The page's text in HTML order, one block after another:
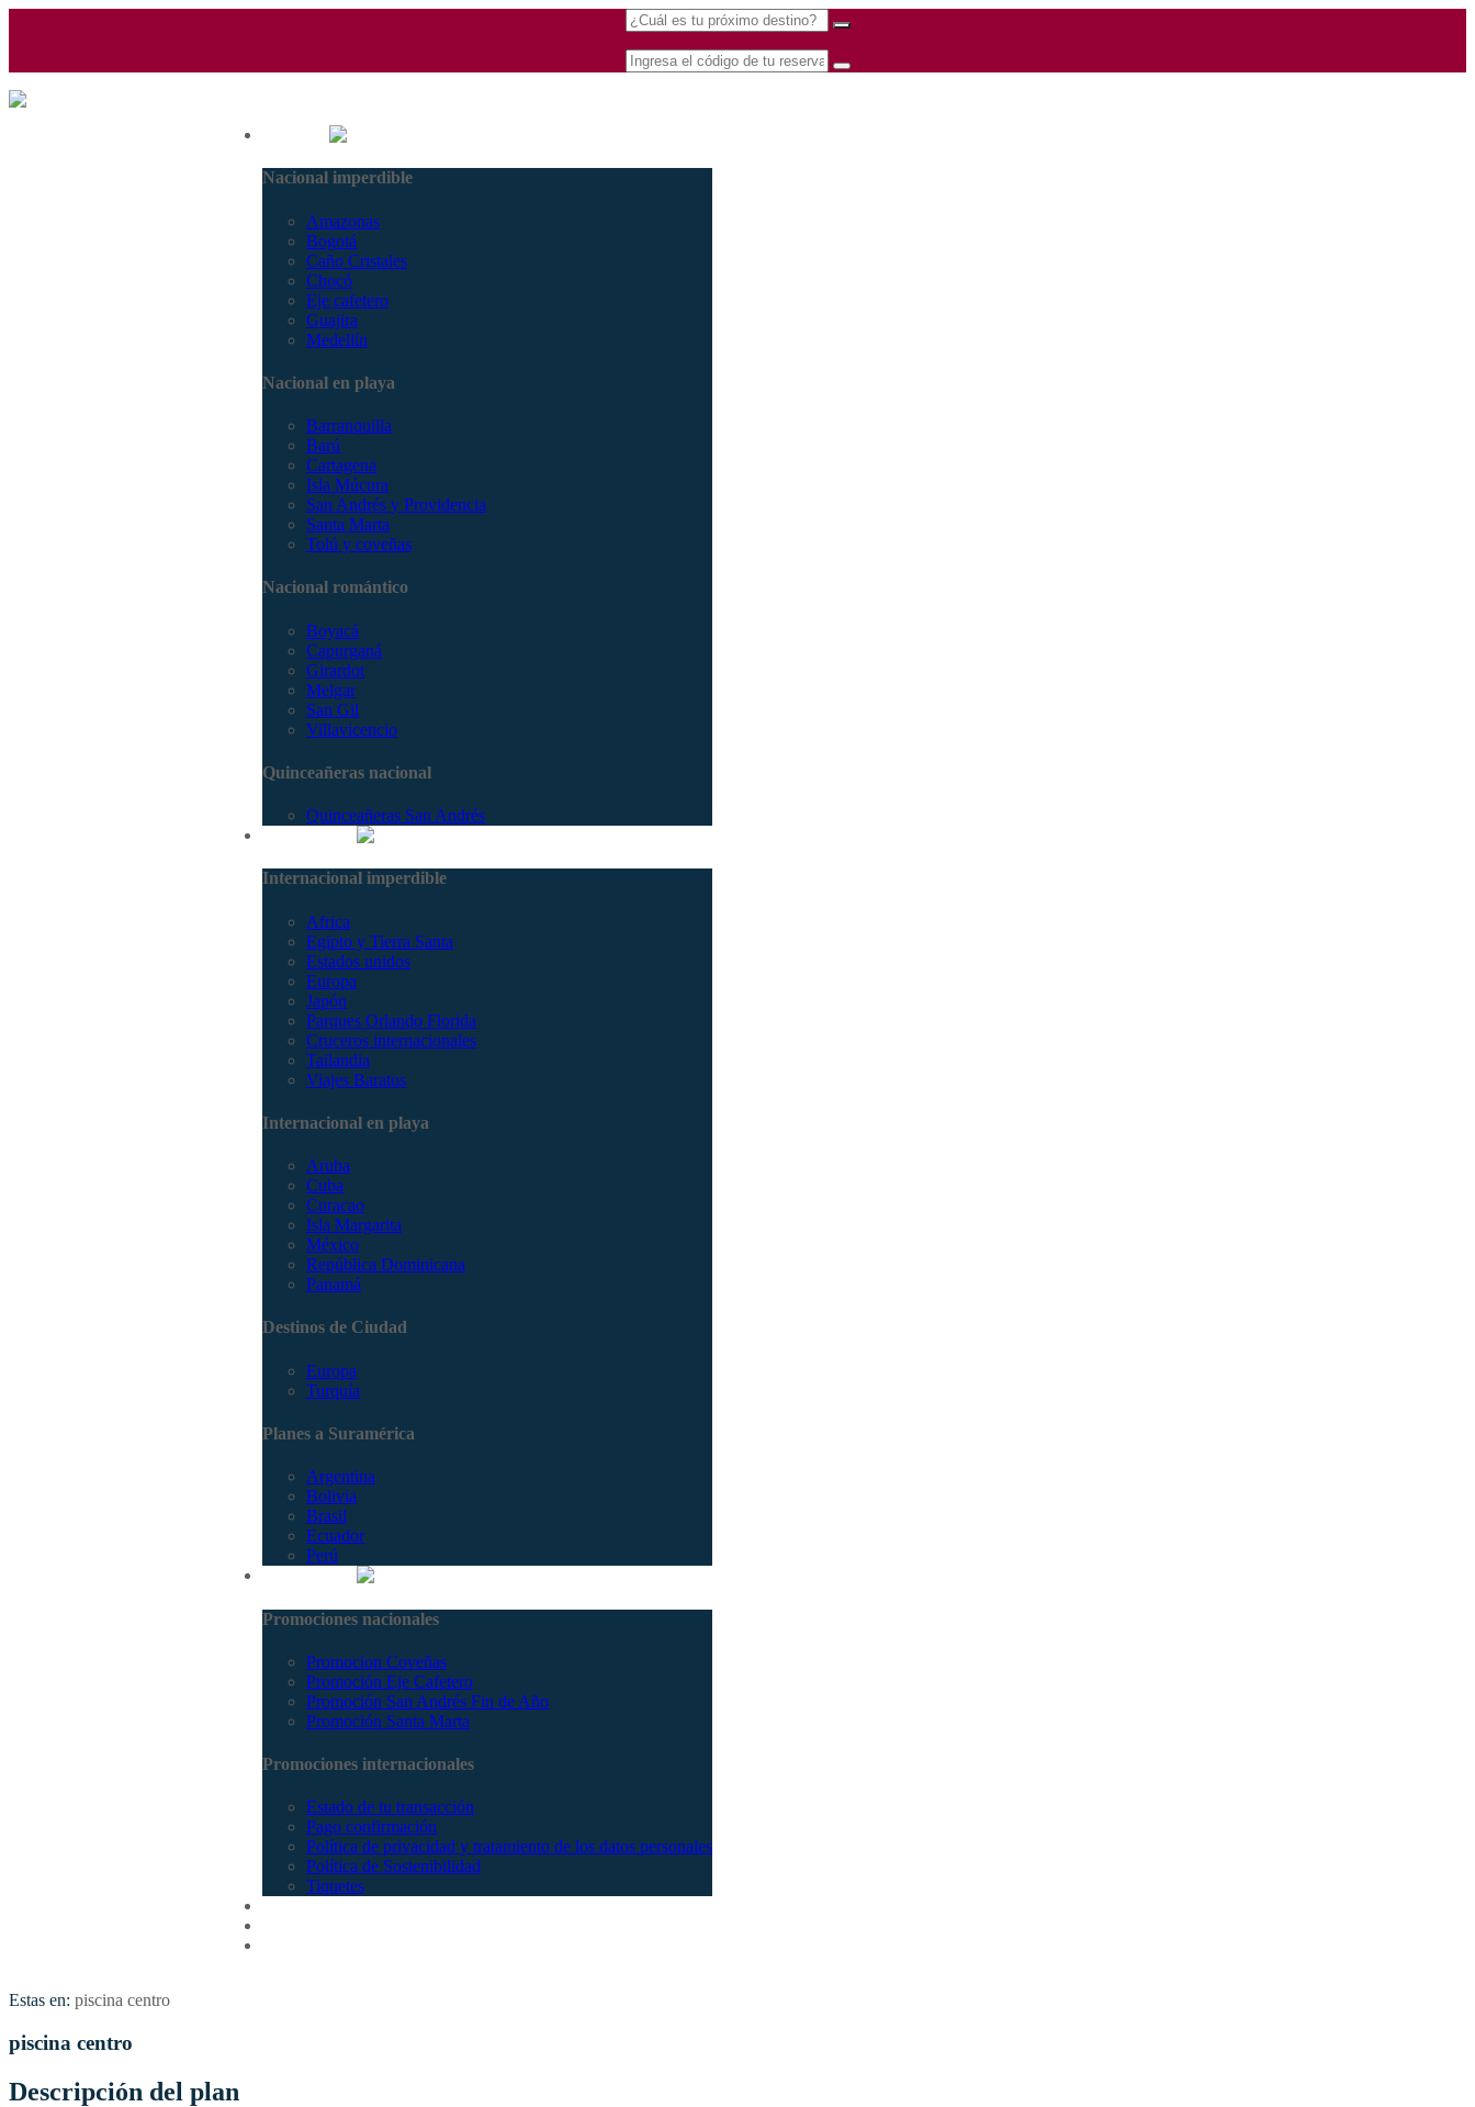
Nacional imperdible
Amazonas
Bogotá
Caño Cristales
Chocó
Eje cafetero
Guajira
Medellín
Nacional en playa
Barranquilla
Barú
Cartagena
Isla Múcura
San Andrés y Providencia
Santa Marta
Tolú y coveñas
Nacional romántico
Boyacá
Capurganá
Girardot
Melgar
San Gil
Villavicencio
Quinceañeras nacional
Quinceañeras San Andrés
Internacional imperdible
Africa
Egipto y Tierra Santa
Estados unidos
Europa
Japón
Parques Orlando Florida
Cruceros internacionales
Tailandia
Viajes Baratos
Internacional en playa
Aruba
Cuba
Curacao
Isla Margarita
México
República Dominicana
Panamá
Destinos de Ciudad
Europa
Turquía
Planes a Suramérica
Argentina
Bolivia
Brasil
Ecuador
Perú
Promociones nacionales
Promocion Coveñas
Promoción Eje Cafetero
Promoción San Andrés Fin de Año
Promoción Santa Marta
Promociones internacionales
Estado de tu transacción
Pago confirmación
Política de privacidad y tratamiento de los datos personales
Política de Sostenibilidad
Tiquetes
Estas en: piscina centro
piscina centro
Descripción del plan